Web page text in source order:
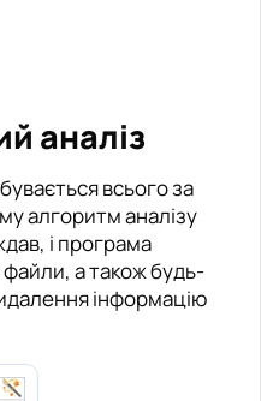
аналіз
всього за
алгоритм аналізу
і програма
файли, а також будь-
інформацію